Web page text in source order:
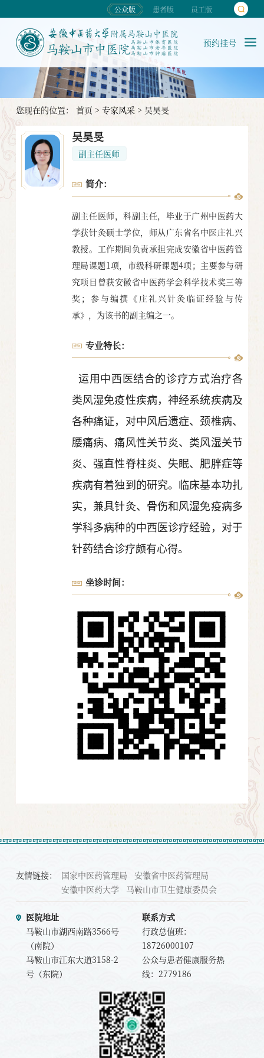
公众版 患者版 员工版
预约挂号
您现在的位置： 首页 > 专家风采> 吴昊旻
吴昊旻
副主任医师
简介：
副主任医师，科副主任，毕业于广州中医药大
学获针灸硕士学位，师从广东省名中医庄礼兴
教授。工作期间负责承担完成安徽省中医药管
理局课题1项，市级科研课题4项；主要参与研
究项目曾获安徽省中医药学会科学技术奖三等
奖；参与编撰《庄礼兴针灸临证经验与传
承》，为该书的副主编之一。
专业特长：
运用中西医结合的诊疗方式治疗各
类风湿免疫性疾病，神经系统疾病及
各种痛证，对中风后遗症、颈椎病、
腰痛病、痛风性关节炎、类风湿关节
炎、强直性脊柱炎、失眠、肥胖症等
疾病有着独到的研究。临床基本功扎
实，兼具针灸、骨伤和风湿免疫病多
学科多病种的中西医诊疗经验，对于
针药结合诊疗颇有心得。
坐诊时间：
友情链接： 国家中医药管理局
安徽省中医药管理局
安徽中医药大学
马鞍山市卫生健康委员会
医院地址
马鞍山市湖西南路3566号
（南院）
马鞍山市江东大道3158-2
号（东院）
联系方式
行政总值班：
18726000107
公众与患者健康服务热
线：2779186